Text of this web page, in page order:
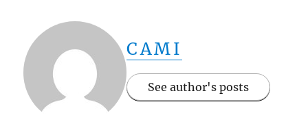
CAMI
See author's posts